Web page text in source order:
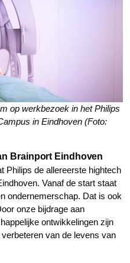
op werkbezoek in het Philips
in Eindhoven (Foto:
Brainport Eindhoven
Philips de allereerste hightech
Vanaf de start staat
ondernemerschap. Dat is ook
onze bijdrage aan
ontwikkelingen zijn
van de levens van